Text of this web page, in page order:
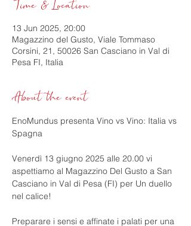
Time & Location
13 Jun 2025, 20:00
Magazzino del Gusto, Viale Tommaso
Corsini, 21, 50026 San Casciano in Val di
Pesa FI, Italia
About the event
EnoMundus presenta Vino vs Vino: Italia vs
Spagna
Venerdì 13 giugno 2025 alle 20.00 vi
aspettiamo al Magazzino Del Gusto a San
Casciano in Val di Pesa (FI) per Un duello
nel calice!
Preparare i sensi e affinate i palati per una